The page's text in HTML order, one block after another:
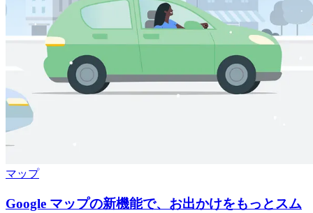
マップ
Google マップの新機能で、お出かけをもっとスム